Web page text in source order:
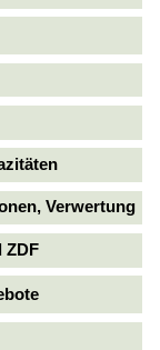
Verwertung
ZDF